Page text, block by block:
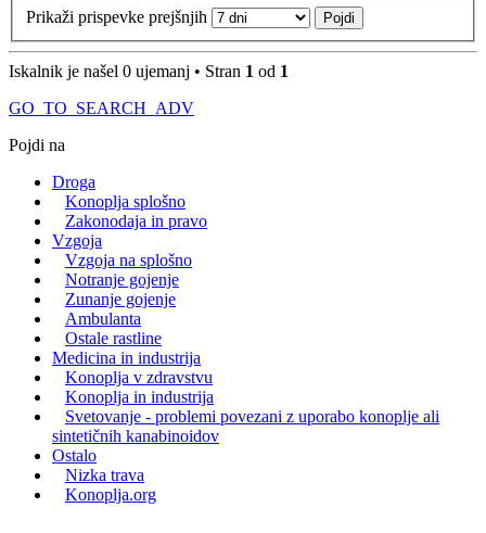
Prikaži prispevke prejšnjih
Iskalnik je našel 0 ujemanj • Stran 1 od 1
GO_TO_SEARCH_ADV
Pojdi na
Droga
Konoplja splošno
Zakonodaja in pravo
Vzgoja
Vzgoja na splošno
Notranje gojenje
Zunanje gojenje
Ambulanta
Ostale rastline
Medicina in industrija
Konoplja v zdravstvu
Konoplja in industrija
Svetovanje - problemi povezani z uporabo konoplje ali
sintetičnih kanabinoidov
Ostalo
Nizka trava
Konoplja.org